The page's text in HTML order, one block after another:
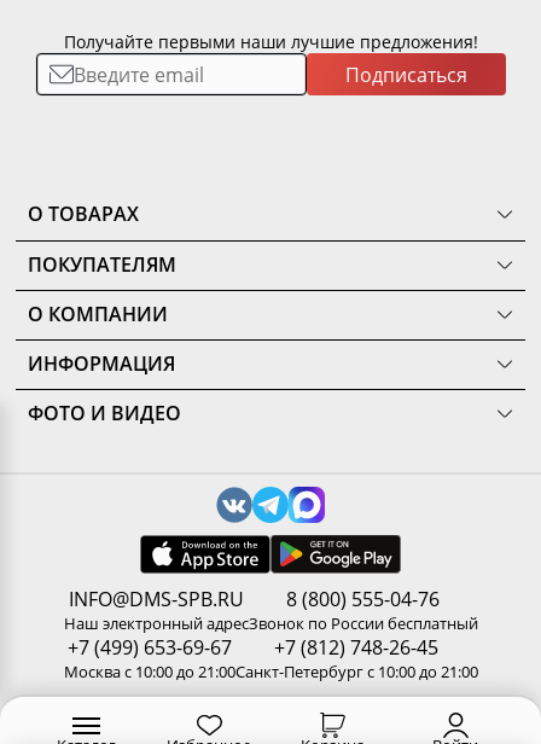
В приложении выгоднее
Множество товаров всегда у вас под рукой
Скачать на iOS
Скачать на Android
Получайте первыми наши лучшие предложения!
Подписаться
О ТОВАРАХ
ТОВАРЫ
КОМНАТЫ
КОЛЛЕКЦИИ
НОВИНКИ
РАСПРОДАЖА
АКЦИИ
ПОКУПАТЕЛЯМ
Как сделать заказ
Оплата
О ценах и скидках
Подарочные сертификаты
Доставка и сборка
Замер помещения
Корпоративным клиентам
Правила и условия обмена и возврата товара
О КОМПАНИИ
Наши салоны
История
Нам доверяют
Новости
Стань партнером ДМС-Маркет
Результаты оценки труда
Контакты
ИНФОРМАЦИЯ
Уход за мебелью
Карельский стандарт
Обработка персональных данных
Пользовательское соглашение
ФОТО И ВИДЕО
INFO@DMS-SPB.RU
Наш электронный адрес
8 (800) 555-04-76
Звонок по России бесплатный
+7 (499) 653-69-67
Москва с 10:00 до 21:00
+7 (812) 748-26-45
Санкт-Петербург с 10:00 до 21:00